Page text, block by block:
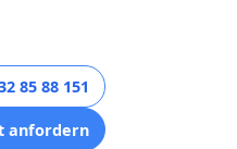
85 88 151
anfordern